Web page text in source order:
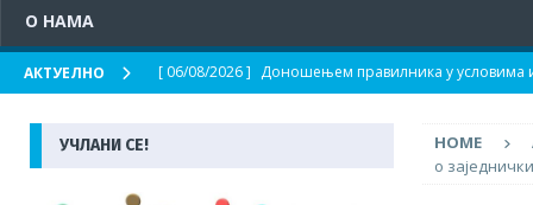
О НАМА
АКТУЕЛНО [ 06/08/2026 ] Доношењем правилника у условима
Иницијатива за хитно покретање
HOME
о
УЧЛАНИ СЕ!